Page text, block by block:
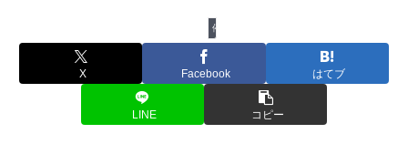
催し物
X Facebook はてブ
LINE コピー